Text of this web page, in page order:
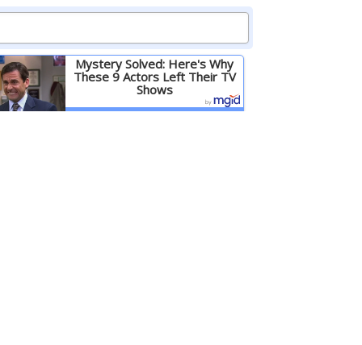
Mystery Solved: Here's Why
These 9 Actors Left Their TV
Shows